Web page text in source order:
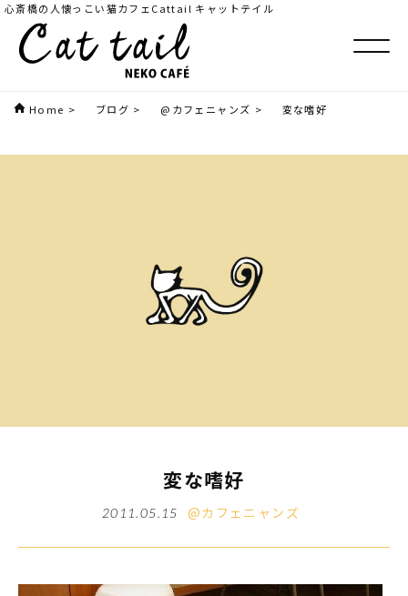
心斎橋の人懐っこい猫カフェCattail キャットテイル
Home > ブログ > @カフェニャンズ > 変な嗜好
変な嗜好
2011.05.15 @カフェニャンズ